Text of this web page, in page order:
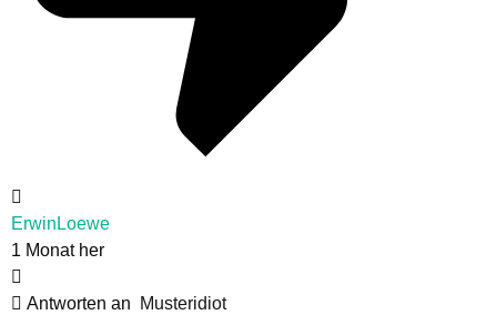
ErwinLoewe
1 Monat her
Antworten an
Musteridiot